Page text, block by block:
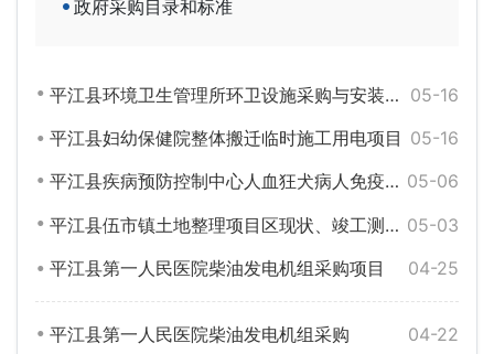
政府采购目录和标准
05-16
平江县环境卫生管理所环卫设施采购与安装项目
05-16
平江县妇幼保健院整体搬迁临时施工用电项目
05-06
平江县疾病预防控制中心人血狂犬病人免疫球蛋白采购
05-03
平江县伍市镇土地整理项目区现状、竣工测量采购公告
04-25
平江县第一人民医院柴油发电机组采购项目
04-22
平江县第一人民医院柴油发电机组采购